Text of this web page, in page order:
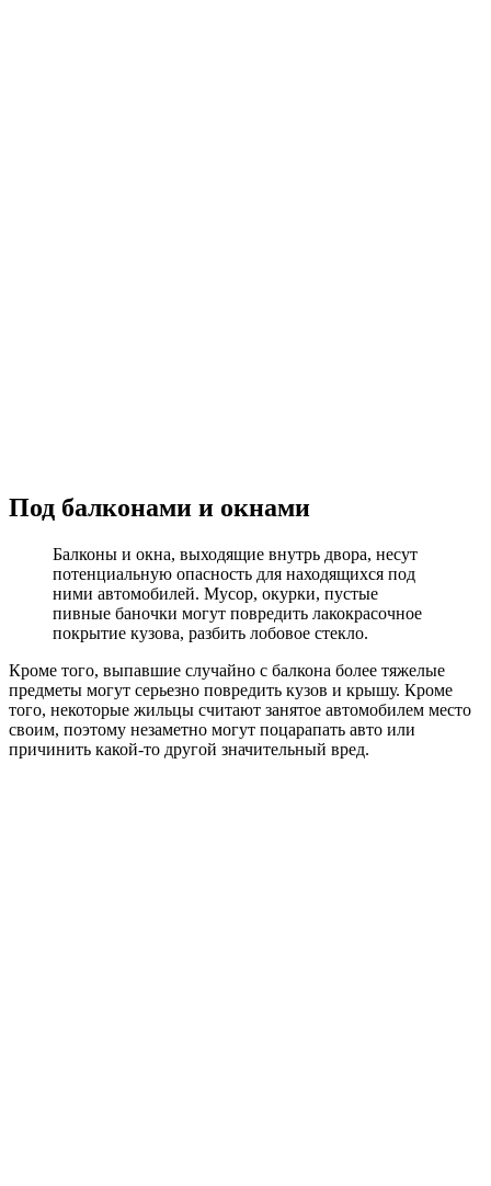
Под балконами и окнами
Балконы и окна, выходящие внутрь двора, несут
потенциальную опасность для находящихся под
ними автомобилей. Мусор, окурки, пустые
пивные баночки могут повредить лакокрасочное
покрытие кузова, разбить лобовое стекло.
Кроме того, выпавшие случайно с балкона более тяжелые
предметы могут серьезно повредить кузов и крышу. Кроме
того, некоторые жильцы считают занятое автомобилем место
своим, поэтому незаметно могут поцарапать авто или
причинить какой-то другой значительный вред.